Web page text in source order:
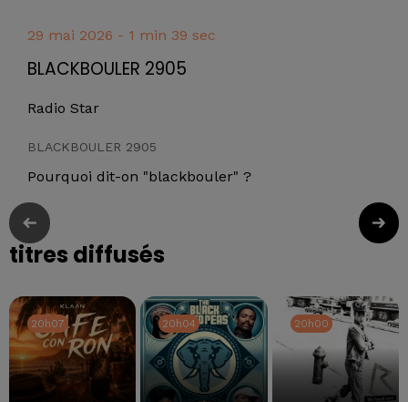
29 mai 2026 - 1 min 39 sec
BLACKBOULER 2905
Radio Star
BLACKBOULER 2905
Pourquoi dit-on "blackbouler" ?
titres diffusés
20h07
20h07 20h04
20h04 20h00
20h00